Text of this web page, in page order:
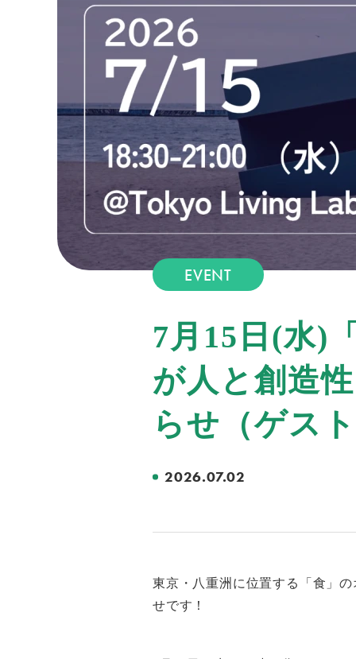
EVENT
7月15日(水)
が人と創造
らせ（ゲス
2026.07.02
東京・八重洲に位置する「食」
せです！